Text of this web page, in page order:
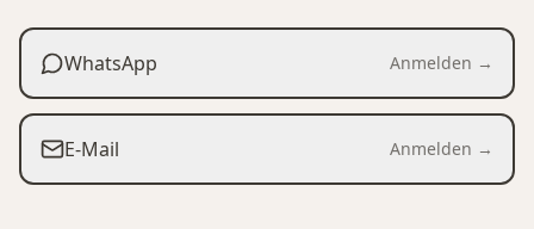
WhatsApp Anmelden →
E-Mail Anmelden →